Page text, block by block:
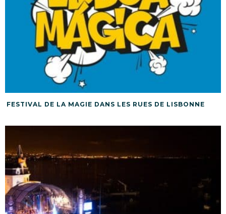
FESTIVAL DE LA MAGIE DANS LES RUES DE LISBONNE